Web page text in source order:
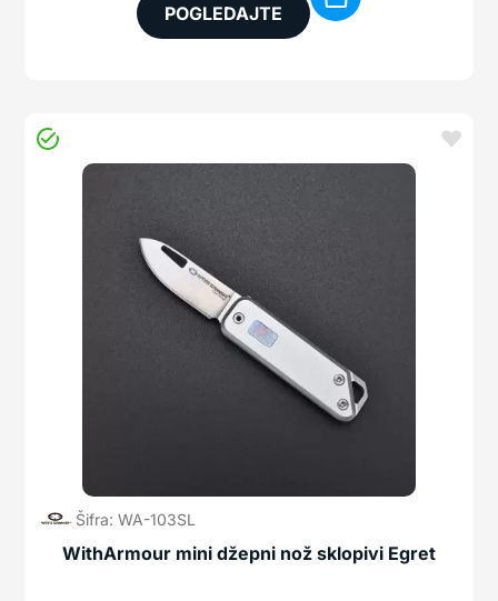
POGLEDAJTE
Šifra: WA-103SL
WithArmour mini džepni nož sklopivi Egret